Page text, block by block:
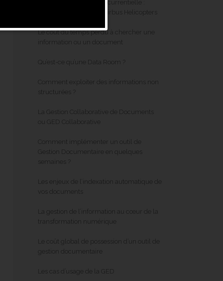
Veille stratégique & concurrentielle :
ANT’inno au service d’Airbus Helicopters
Le coût du temps perdu à chercher une
information ou un document
Qu’est-ce qu’une Data Room ?
Comment exploiter des informations non
structurées ?
La Gestion Collaborative de Documents
ou GED Collaborative
Comment implémenter un outil de
Gestion Documentaire en quelques
semaines ?
Les enjeux de l’indexation automatique de
vos documents
La gestion de l’information au cœur de la
transformation numérique
Le coût global de possession d’un outil de
gestion documentaire
Les cas d’usage de la GED